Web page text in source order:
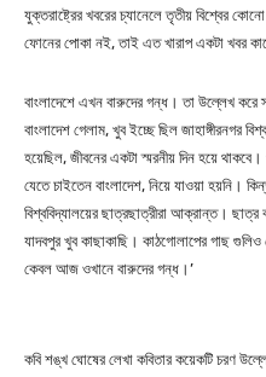
যুক্তরাষ্ট্রের খবরের চ্যানেলে তৃতীয় বিশ্বের
ফোনের পোকা নই, তাই এত খারাপ একটা খবর
বাংলাদেশে এখন বারুদের গন্ধ। তা উল্লেখ
বাংলাদেশ গেলাম, খুব ইচ্ছে ছিল জাহাঙ্গীরনগর
হয়েছিল, জীবনের একটা স্মরনীয় দিন হয়ে
যেতে চাইতেন বাংলাদেশ, নিয়ে যাওয়া হয়নি।
বিশ্ববিদ্যালয়ের ছাত্রছাত্রীরা আক্রান্ত।
যাদবপুর খুব কাছাকাছি। কাঠগোলাপের গাছ
কেবল আজ ওখানে বারুদের গন্ধ।’
কবি শঙ্খ ঘোষের লেখা কবিতার কয়েকটি চরণ